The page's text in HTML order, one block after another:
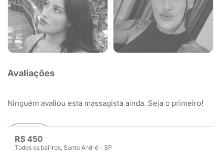
R$ 450
Todos os bairros, Santo André - SP
Avaliações
Ninguém avaliou esta massagista ainda. Seja o primeiro!
Avaliar